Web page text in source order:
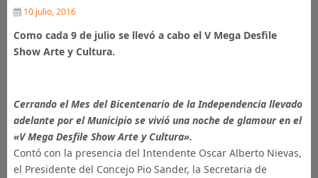
10 julio, 2016
Como cada 9 de julio se llevó a cabo el V Mega Desfile
Show Arte y Cultura.
Cerrando el Mes del Bicentenario de la Independencia llevado
adelante por el Municipio se vivió una noche de glamour en el
«V Mega Desfile Show Arte y Cultura».
Contó con la presencia del Intendente Oscar Alberto Nievas,
el Presidente del Concejo Pio Sander, la Secretaria de